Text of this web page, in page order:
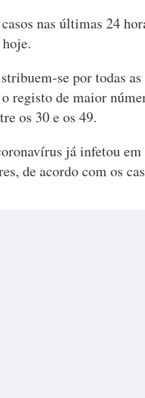
nas últimas 24
se por todas
registo de maior
os 30 e os 49.
já infetou
de acordo com os